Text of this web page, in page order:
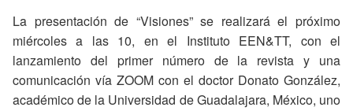
La presentación de “Visiones” se realizará el próximo
miércoles a las 10, en el Instituto EEN&TT, con el
lanzamiento del primer número de la revista y una
comunicación vía ZOOM con el doctor Donato González,
académico de la Universidad de Guadalajara, México, uno